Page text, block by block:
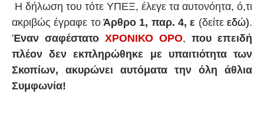
Η δήλωση του τότε ΥΠΕΞ, έλεγε τα αυτονόητα, ό,τι
ακριβώς έγραφε τοΆρθρο 1, παρ. 4, ε (δείτεεδώ).
Έναν σαφέστατο ΧΡΟΝΙΚΟ ΟΡΟ, που επειδή
πλέον δεν εκπληρώθηκε με υπαιτιότητα των
Σκοπίων, ακυρώνει αυτόματα την όλη άθλια
Συμφωνία!